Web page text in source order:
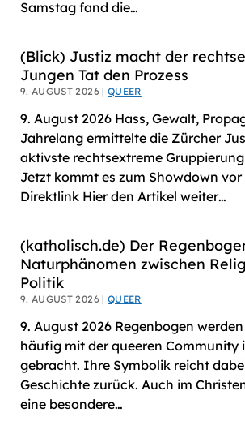
Samstag fand die…
(Blick) Justiz macht der
Jungen Tat den Prozess
9. AUGUST 2026 |QUEER
9. August 2026 Hass, Gewalt,
Jahrelang ermittelte die Zürcher
aktivste rechtsextreme
Jetzt kommt es zum Showdown vor
Direktlink Hier den Artikel weiter…
(katholisch.de) Der
Naturphänomen zwischen
Politik
9. AUGUST 2026 |QUEER
9. August 2026 Regenbogen
häufig mit der queeren Community
gebracht. Ihre Symbolik reicht
Geschichte zurück. Auch im
eine besondere…